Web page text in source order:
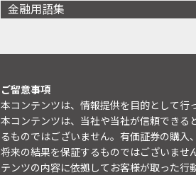
金融用語集
ご留意事項
本コンテンツは、情報提供を目的として行
本コンテンツは、当社や当社が信頼でき
るものではございません。有価証券の購入
将来の結果を保証するものではございませ
テンツの内容に依拠してお客様が取った